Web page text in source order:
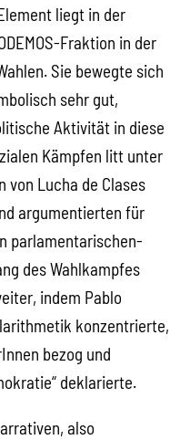
liegt in der
Fraktion in der
Sie bewegte sich
sehr gut,
Aktivität in diese
Kämpfen litt unter
von Lucha de Clases
argumentierten für
parlamentarischen-
des Wahlkampfes
indem Pablo
konzentrierte,
bezog und
deklarierte.
also